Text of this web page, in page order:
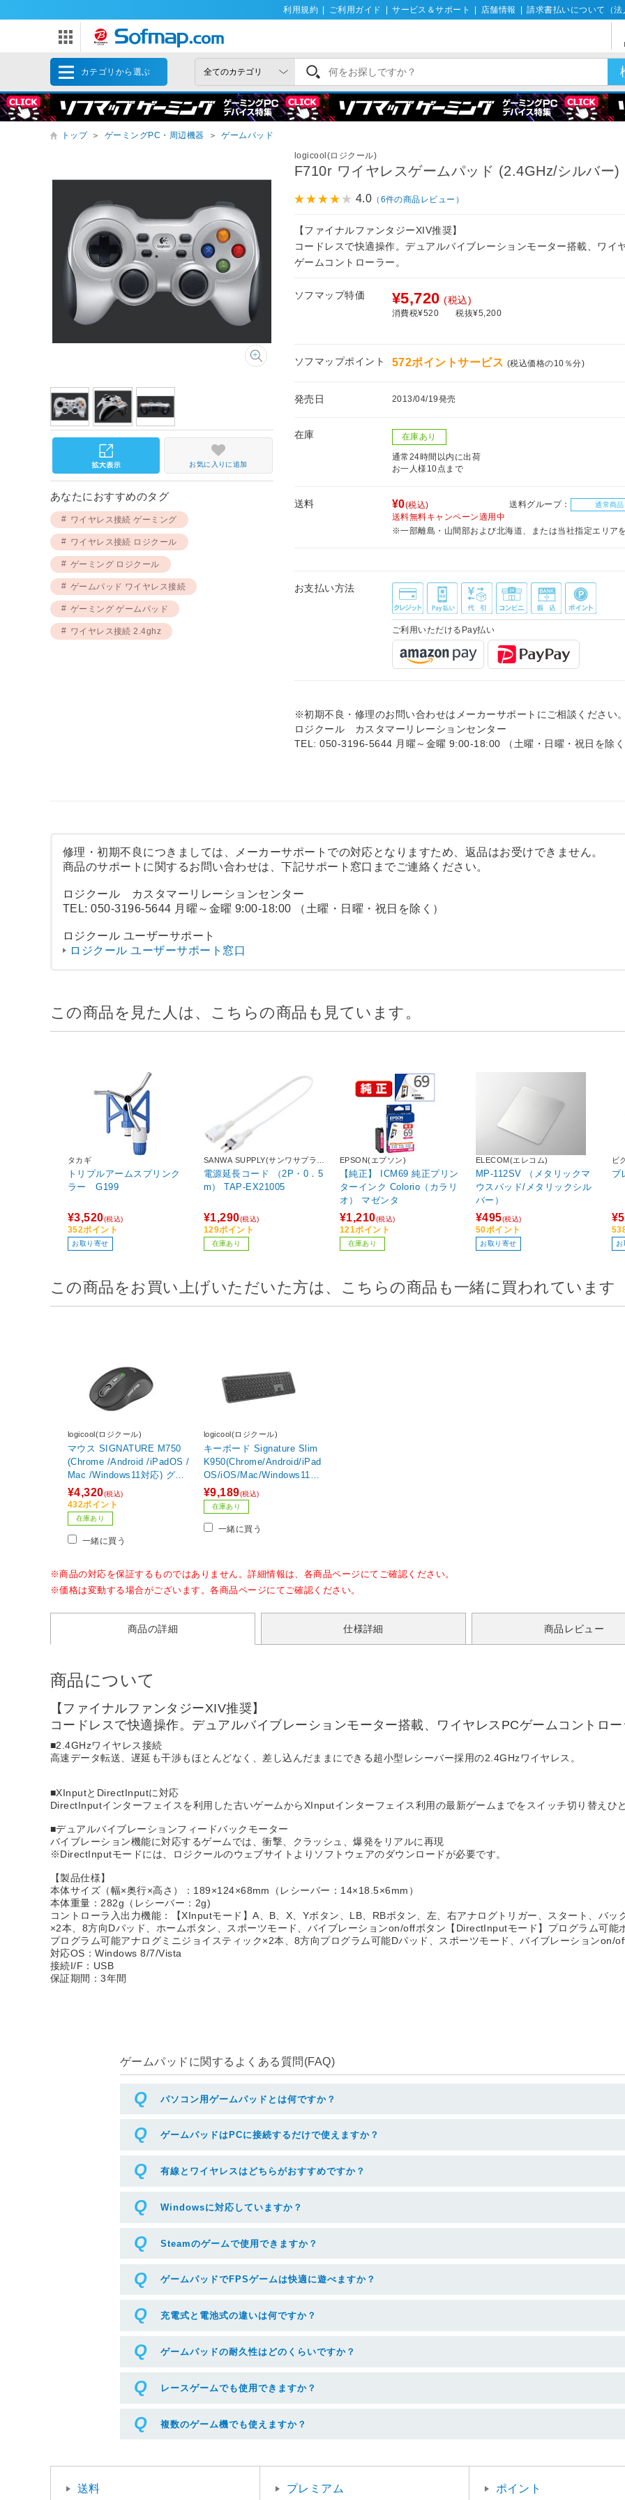
利用規約 ご利用ガイド サービス＆サポート 店舗情報 請求書払いについて（法
カテゴリから選ぶ
トップ ＞ ゲーミングPC・周辺機器 ＞ ゲームパッド
logicool(ロジクール)
F710r ワイヤレスゲームパッド (2.4GHz/シルバー)
4.0 （6件の商品レビュー）
【ファイナルファンタジーXIV推奨】
コードレスで快適操作。デュアルバイブレーションモーター搭載、ワイ
ゲームコントローラー。
ソフマップ特価 ¥5,720 (税込)
消費税¥520 税抜¥5,200
ソフマップポイント 572ポイントサービス (税込価格の10％分)
発売日 2013/04/19発売
在庫 在庫あり
通常24時間以内に出荷
お一人様10点まで
送料 ¥0(税込) 送料グループ： 通常商品
送料無料キャンペーン適用中
※一部離島・山間部および北海道、または当社指定エリア
お支払い方法
ご利用いただけるPay払い
※初期不良・修理のお問い合わせはメーカーサポートにご相談ください
ロジクール カスタマーリレーションセンター
TEL: 050-3196-5644 月曜～金曜 9:00-18:00 （土曜・日曜・祝日を除
お気に入りに追加
あなたにおすすめのタグ
ワイヤレス接続 ゲーミング
ワイヤレス接続 ロジクール
ゲーミング ロジクール
ゲームパッド ワイヤレス接続
ゲーミング ゲームパッド
ワイヤレス接続 2.4ghz
修理・初期不良につきましては、メーカーサポートでの対応となりますため、返品はお受けできません。
商品のサポートに関するお問い合わせは、下記サポート窓口までご連絡ください。
ロジクール カスタマーリレーションセンター
TEL: 050-3196-5644 月曜～金曜 9:00-18:00 （土曜・日曜・祝日を除く）
ロジクール ユーザーサポート
ロジクール ユーザーサポート窓口
この商品を見た人は、こちらの商品も見ています。
タカギ
トリプルアームスプリンク
ラー G199
¥3,520(税込)
352ポイント
お取り寄せ
SANWA SUPPLY(サンワサプラ
イ)
電源延長コード （2P・0．5
m） TAP-EX21005
¥1,290(税込)
129ポイント
在庫あり
EPSON(エプソン)
【純正】 ICM69 純正プリン
ターインク Colorio（カラリ
オ） マゼンタ
¥1,210(税込)
121ポイント
在庫あり
ELECOM(エレコム)
MP-112SV （メタリックマ
ウスパッド/メタリックシル
バー）
¥495(税込)
50ポイント
お取り寄せ
ビ
ブ
お
この商品をお買い上げいただいた方は、こちらの商品も一緒に買われています
logicool(ロジクール)
マウス SIGNATURE M750
(Chrome /Android /iPadOS /
Mac /Windows11対応) グラ
ファイト M750MGR ［光学
式 /無線(ワイヤレス) /6ボタ
ン /Bluetooth・USB］
¥4,320(税込)
432ポイント
在庫あり
一緒に買う
logicool(ロジクール)
キーボード Signature Slim
K950(Chrome/Android/iPad
OS/iOS/Mac/Windows11対
応) グラファイト K950GR
［ワイヤレス /Bluetooth・U
SB］
¥9,189(税込)
在庫あり
一緒に買う
※商品の対応を保証するものではありません。詳細情報は、各商品ページにてご確認ください。
※価格は変動する場合がございます。各商品ページにてご確認ください。
商品の詳細 仕様詳細 商品レビュー
商品について
【ファイナルファンタジーXIV推奨】
コードレスで快適操作。デュアルバイブレーションモーター搭載、ワイヤレスPCゲームコントロ
■2.4GHzワイヤレス接続
高速データ転送、遅延も干渉もほとんどなく、差し込んだままにできる超小型レシーバー採用の2.4GHzワイヤレス。
■XInputとDirectInputに対応
DirectInputインターフェイスを利用した古いゲームからXInputインターフェイス利用の最新ゲームまでをスイッチ切り替えひ
■デュアルバイブレーションフィードバックモーター
バイブレーション機能に対応するゲームでは、衝撃、クラッシュ、爆発をリアルに再現
※DirectInputモードには、ロジクールのウェブサイトよりソフトウェアのダウンロードが必要です。
【製品仕様】
本体サイズ（幅×奥行×高さ）：189×124×68mm（レシーバー：14×18.5×6mm）
本体重量：282g（レシーバー：2g)
コントローラ入出力機能：【XInputモード】A、B、X、Yボタン、LB、RBボタン、左、右アナログトリガー、スタート、バ
×2本、8方向Dパッド、ホームボタン、スポーツモード、バイブレーションon/offボタン【DirectInputモード】プログラム可
プログラム可能アナログミニジョイスティック×2本、8方向プログラム可能Dパッド、スポーツモード、バイブレーションon/
対応OS：Windows 8/7/Vista
接続I/F：USB
保証期間：3年間
ゲームパッドに関するよくある質問(FAQ)
パソコン用ゲームパッドとは何ですか？
ゲームパッドはPCに接続するだけで使えますか？
有線とワイヤレスはどちらがおすすめですか？
Windowsに対応していますか？
Steamのゲームで使用できますか？
ゲームパッドでFPSゲームは快適に遊べますか？
充電式と電池式の違いは何ですか？
ゲームパッドの耐久性はどのくらいですか？
レースゲームでも使用できますか？
複数のゲーム機でも使えますか？
送料 プレミアム ポイント